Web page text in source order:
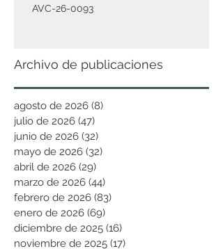
AVC-26-0093
Archivo de publicaciones
agosto de 2026 (8)
julio de 2026 (47)
junio de 2026 (32)
mayo de 2026 (32)
abril de 2026 (29)
marzo de 2026 (44)
febrero de 2026 (83)
enero de 2026 (69)
diciembre de 2025 (16)
noviembre de 2025 (17)